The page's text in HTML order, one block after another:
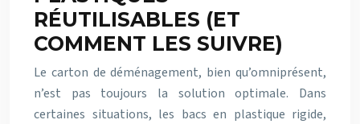
RÉUTILISABLES (ET
COMMENT LES SUIVRE)
Le carton de déménagement, bien qu’omniprésent,
n’est pas toujours la solution optimale. Dans
certaines situations, les bacs en plastique rigide,